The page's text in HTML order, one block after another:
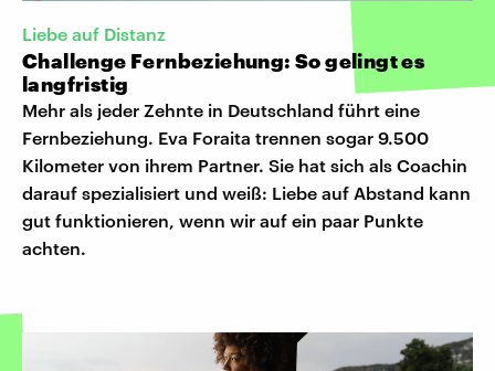
Liebe auf Distanz
Challenge Fernbeziehung: So gelingt es
langfristig
Mehr als jeder Zehnte in Deutschland führt eine
Fernbeziehung. Eva Foraita trennen sogar 9.500
Kilometer von ihrem Partner. Sie hat sich als Coachin
darauf spezialisiert und weiß: Liebe auf Abstand kann
gut funktionieren, wenn wir auf ein paar Punkte
achten.